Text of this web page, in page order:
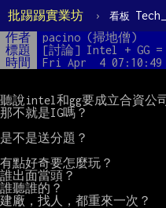
批踢踢實業坊 › 看板
作者 pacino (掃地僧)
標題
[討論] Intel + GG =
時間
Fri Apr  4 07:10:49
聽說intel和gg要成立合資公司
那不就是IG嗎？
是不是送分題？
有點好奇要怎麼玩？
誰出面當頭？
誰聽誰的？
建廠，找人，都重來一次？